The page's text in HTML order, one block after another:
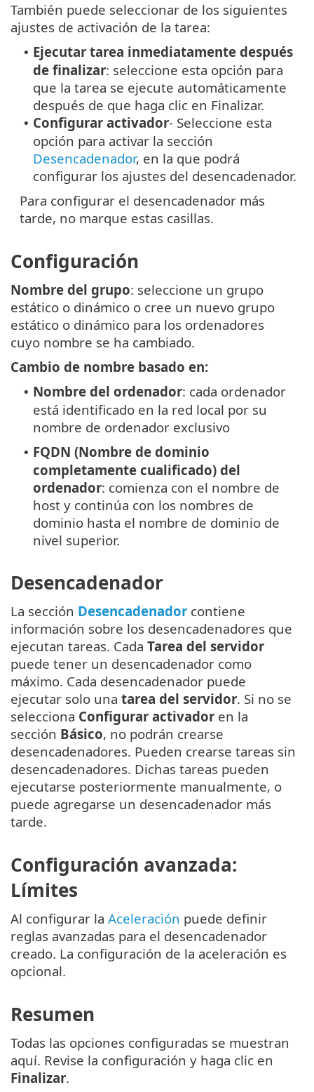
También puede seleccionar de los siguientes
ajustes de activación de la tarea:
• Ejecutar tarea inmediatamente después
de finalizar: seleccione esta opción para
que la tarea se ejecute automáticamente
después de que haga clic en Finalizar.
• Configurar activador- Seleccione esta
opción para activar la sección
Desencadenador, en la que podrá
configurar los ajustes del desencadenador.
Para configurar el desencadenador más
tarde, no marque estas casillas.
Configuración
Nombre del grupo: seleccione un grupo
estático o dinámico o cree un nuevo grupo
estático o dinámico para los ordenadores
cuyo nombre se ha cambiado.
Cambio de nombre basado en:
• Nombre del ordenador: cada ordenador
está identificado en la red local por su
nombre de ordenador exclusivo
• FQDN (Nombre de dominio
completamente cualificado) del
ordenador: comienza con el nombre de
host y continúa con los nombres de
dominio hasta el nombre de dominio de
nivel superior.
Desencadenador
La sección Desencadenador contiene
información sobre los desencadenadores que
ejecutan tareas. Cada Tarea del servidor
puede tener un desencadenador como
máximo. Cada desencadenador puede
ejecutar solo una tarea del servidor. Si no se
selecciona Configurar activador en la
sección Básico, no podrán crearse
desencadenadores. Pueden crearse tareas sin
desencadenadores. Dichas tareas pueden
ejecutarse posteriormente manualmente, o
puede agregarse un desencadenador más
tarde.
Configuración avanzada:
Límites
Al configurar la Aceleración puede definir
reglas avanzadas para el desencadenador
creado. La configuración de la aceleración es
opcional.
Resumen
Todas las opciones configuradas se muestran
aquí. Revise la configuración y haga clic en
Finalizar.